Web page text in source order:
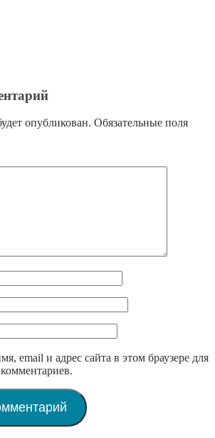
опубликован. Обязательные поля
email и адрес сайта в этом браузере для